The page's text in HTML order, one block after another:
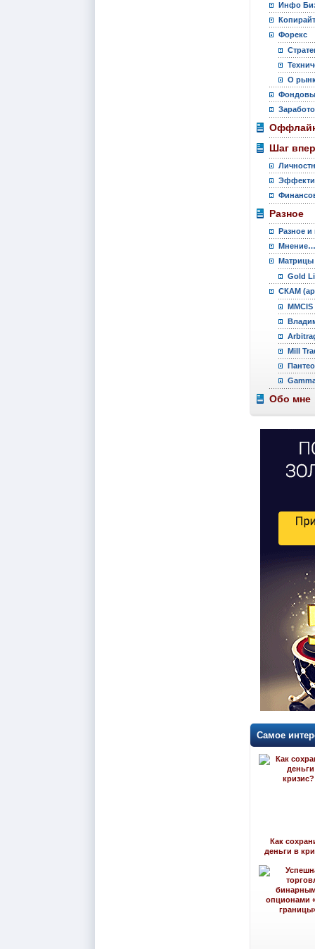
Инфо
Форекс
О
Шаг
Разное
Разное и
Мнение…
Матрицы
Gold
СКАМ
Mill
Обо мне
Самое
Как
деньги в